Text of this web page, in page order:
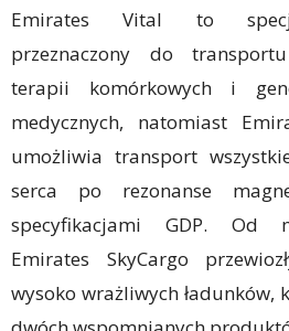
Emirates Vital to
przeznaczony do
terapii komórkowych i
medycznych, natomiast
umożliwia transport
serca po rezonanse
specyfikacjami GDP. Od
Emirates SkyCargo
wysoko wrażliwych ładunków,